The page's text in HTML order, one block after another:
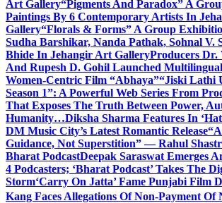
Art Gallery“Pigments And Paradox” A
Paintings By 6 Contemporary Artists In
Gallery“Florals & Forms” A Group
Sudha Barshikar, Nanda Pathak, Sohnal V.
Bhide In Jehangir Art GalleryProducers
And Rupesh D. Gohil Launched
Women-Centric Film “Abhaya”“Jiski Lathi
Season 1”: A Powerful Web Series From
That Exposes The Truth Between Power,
Humanity…Diksha Sharma Features In
DM Music City’s Latest Romantic Release
Guidance, Not Superstition” — Rahul
Bharat PodcastDeepak Saraswat Emerges
4 Podcasters; ‘Bharat Podcast’ Takes The
Storm‘Carry On Jatta’ Fame Punjabi Film
Kang Faces Allegations Of Non-Payment Of